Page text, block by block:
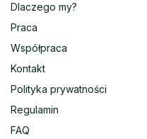
Dlaczego my?
Praca
Współpraca
Kontakt
Polityka prywatności
Regulamin
FAQ